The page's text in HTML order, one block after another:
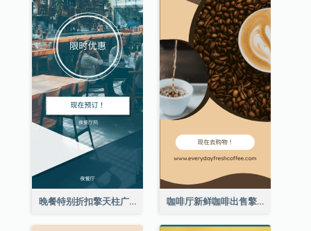
晚餐特别折扣擎天柱广告 咖啡厅新鲜咖啡出售擎天柱广告